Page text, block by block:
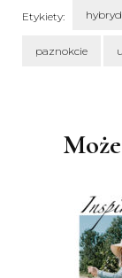
Etykiety:
paznokcie